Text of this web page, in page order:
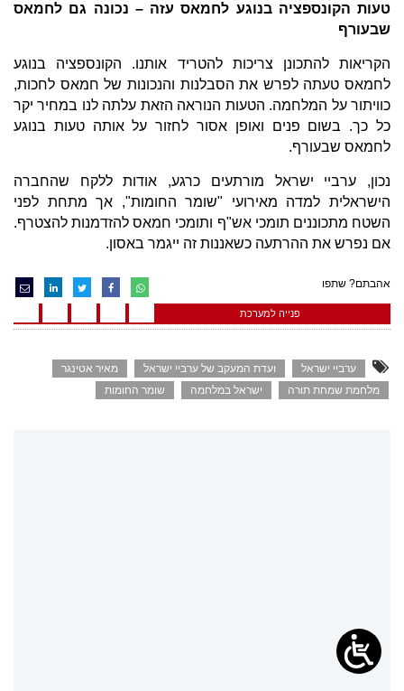
טעות הקונספציה בנוגע לחמאס עזה – נכונה גם לחמאס
שבעורף
הקריאות להתכונן צריכות להטריד אותנו. הקונספציה בנוגע
לחמאס טעתה לפרש את הסבלנות והנכונות של חמאס לחכות,
כוויתור על המלחמה. הטעות הנוראה הזאת עלתה לנו במחיר יקר
כל כך. בשום פנים ואופן אסור לחזור על אותה טעות בנוגע
לחמאס שבעורף.
נכון, ערביי ישראל מורתעים כרגע, אודות ללקח שהחברה
הישראלית למדה מאירועי "שומר החומות", אך מתחת לפני
השטח מתכוננים תומכי אש"ף ותומכי חמאס להזדמנות להצטרף.
אם נפרש את ההרתעה כשאננות זה ייגמר באסון.
אהבתם? שתפו
פנייה למערכת
ערביי ישראל ועדת המעקב של ערביי ישראל
מאיר אטינגר
מלחמת שמחת תורה
ישראל במלחמה שומר החומות